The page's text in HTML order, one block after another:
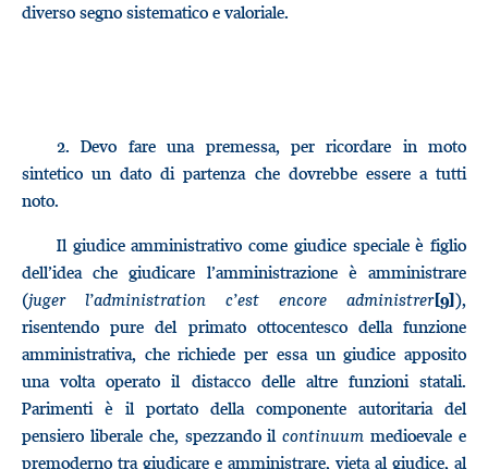
diverso segno sistematico e valoriale.
2. Devo fare una premessa, per ricordare in moto
sintetico un dato di partenza che dovrebbe essere a tutti
noto.
Il giudice amministrativo come giudice speciale è figlio
dell’idea che giudicare l’amministrazione è amministrare
(juger l’administration c’est encore administrer[9]),
risentendo pure del primato ottocentesco della funzione
amministrativa, che richiede per essa un giudice apposito
una volta operato il distacco delle altre funzioni statali.
Parimenti è il portato della componente autoritaria del
pensiero liberale che, spezzando ilcontinuum medioevale e
premoderno tra giudicare e amministrare, vieta al giudice, al